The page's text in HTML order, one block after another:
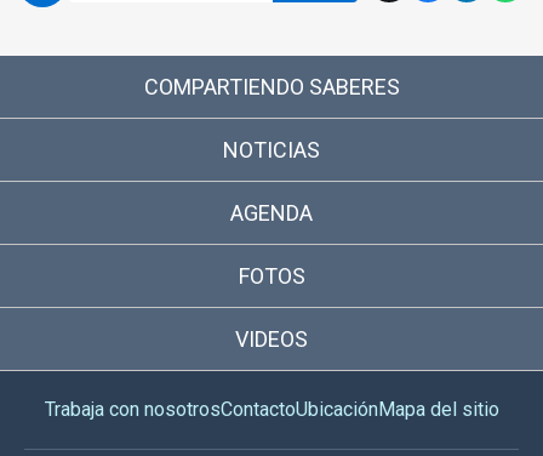
COMPARTIENDO SABERES
NOTICIAS
AGENDA
FOTOS
VIDEOS
Trabaja con nosotrosContactoUbicaciónMapa del sitio